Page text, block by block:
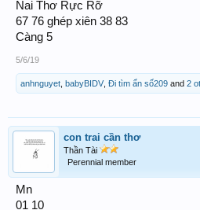
Nai Thơ Rực Rỡ
67 76 ghép xiên 38 83
Càng 5
5/6/19
anhnguyet babyBIDV Đi tìm ẩn số209 and 2
con trai cần thơ
Thần Tài
Perennial member
Mn
01 10